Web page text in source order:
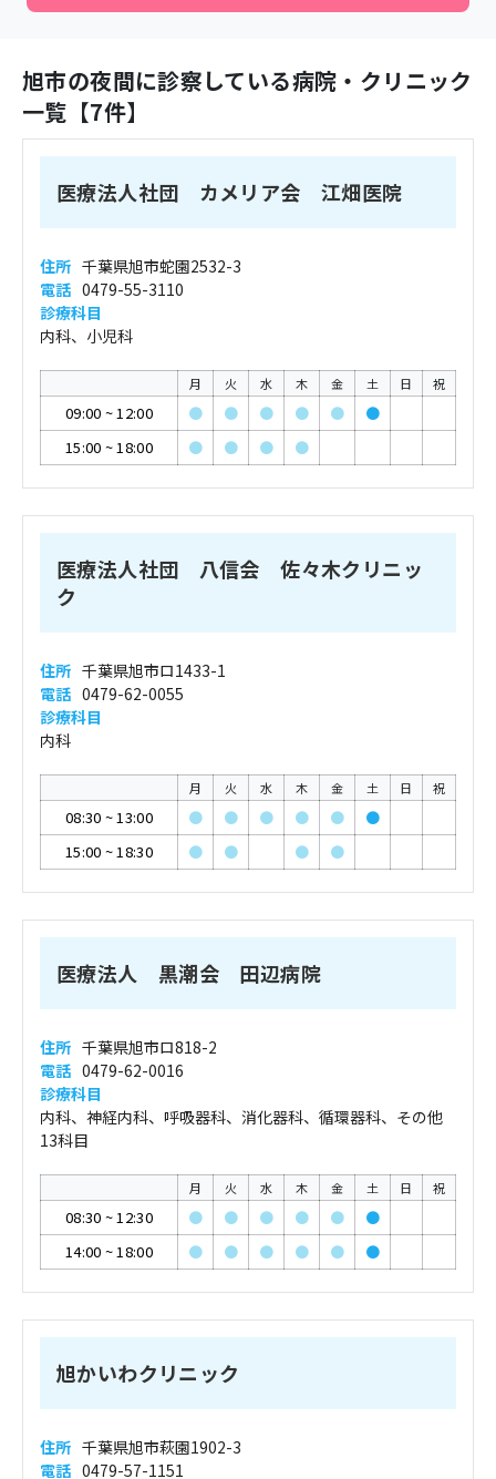
旭市の夜間に診察している病院・クリニック
一覧【7件】
医療法人社団 カメリア会 江畑医院
住所 千葉県旭市蛇園2532-3
電話 0479-55-3110
診療科目
内科、小児科
月 火 水 木 金 土 日 祝
09:00 ~12:00 ● ● ● ● ●
●
15:00 ~18:00 ● ● ● ●
医療法人社団 八信会 佐々木クリニッ
ク
住所 千葉県旭市ロ1433-1
電話 0479-62-0055
診療科目
内科
月 火 水 木 金 土 日 祝
08:30 ~13:00 ● ● ● ● ●
●
15:00 ~18:30 ● ● ● ●
医療法人 黒潮会 田辺病院
住所 千葉県旭市ロ818-2
電話 0479-62-0016
診療科目
内科、神経内科、呼吸器科、消化器科、循環器科、その他
13科目
月 火 水 木 金 土 日 祝
08:30 ~12:30 ● ● ● ● ●
●
14:00 ~18:00 ● ● ● ● ● ●
旭かいわクリニック
住所 千葉県旭市萩園1902-3
電話 0479-57-1151